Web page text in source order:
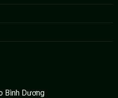
Bình Dương